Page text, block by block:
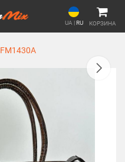
UA |RU КОРЗИНА
FM1430A